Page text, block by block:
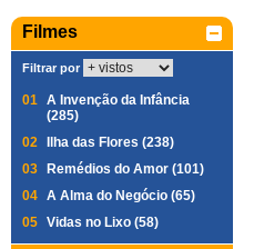
Filmes
Filtrar por
01 A Invenção da Infância
(285)
02
Ilha das Flores (238)
03
Remédios do Amor (101)
04 A Alma do Negócio (65)
05 Vidas no Lixo (58)